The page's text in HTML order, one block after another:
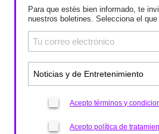
Para que estés bien informado, te
nuestros boletines. Selecciona el
Acepto términos y
Acepto política de